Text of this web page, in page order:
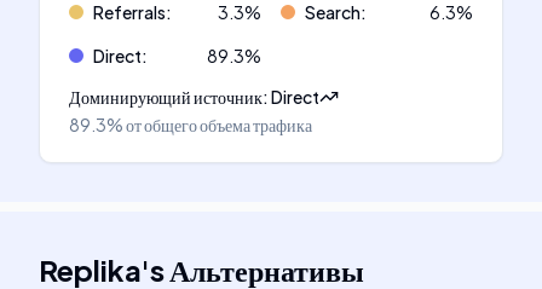
Referrals: 3.3% Search: 6.3%
Direct: 89.3%
Доминирующий источник:Direct
89.3%от общего объема трафика
Replika'sАльтернативы